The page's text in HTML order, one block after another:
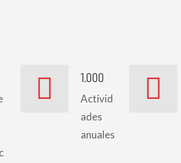
1.000
Activid
ades
anuales